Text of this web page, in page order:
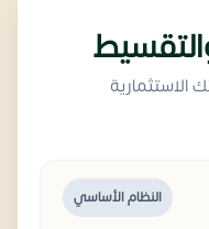
الاستثمارية
النظام الأساسي